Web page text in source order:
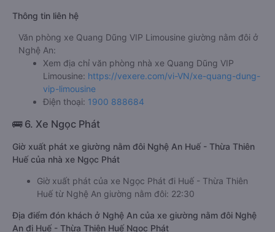
Thông tin liên hệ
Văn phòng xe Quang Dũng VIP Limousine giường nằm đôi ở
Nghệ An:
Xem địa chỉ văn phòng nhà xe Quang Dũng VIP
Limousine: https://vexere.com/vi-VN/xe-quang-dung-
vip-limousine
Điện thoại: 1900 888684
🚌 6. Xe Ngọc Phát
Giờ xuất phát xe giường nằm đôi Nghệ An Huế - Thừa Thiên
Huế của nhà xe Ngọc Phát
Giờ xuất phát của xe Ngọc Phát đi Huế - Thừa Thiên
Huế từ Nghệ An giường nằm đôi: 22:30
Địa điểm đón khách ở Nghệ An của xe giường nằm đôi Nghệ
An đi Huế - Thừa Thiên Huế Ngọc Phát